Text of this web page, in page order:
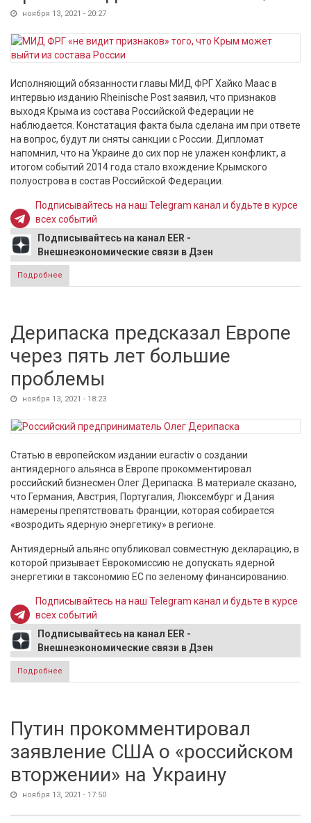
ноября 13, 2021 - 20:27
Исполняющий обязанности главы МИД ФРГ Хайко Маас в
интервью изданию Rheinische Post заявил, что признаков
выходя Крыма из состава Российской Федерации не
наблюдается. Констатация факта была сделана им при ответе
на вопрос, будут ли сняты санкции с России. Дипломат
напомнил, что на Украине до сих пор не улажен конфликт, а
итогом событий 2014 года стало вхождение Крымского
полуострова в состав Российской Федерации.
Подписывайтесь на наш Telegram канал и будьте в курсе
всех событий
Подписывайтесь на канал EER -
Внешнеэкономические связи в Дзен
Подробнее
Крым выйдет из состава РФ
Дерипаска предсказал Европе
через пять лет большие
проблемы
ноября 13, 2021 - 18:23
Статью в европейском издании euractiv о создании
антиядерного альянса в Европе прокомментировал
российский бизнесмен Олег Дерипаска. В материале сказано,
что Германия, Австрия, Португалия, Люксембург и Дания
намерены препятствовать Франции, которая собирается
«возродить ядерную энергетику» в регионе.
Антиядерный альянс опубликовал совместную декларацию, в
которой призывает Еврокомиссию не допускать ядерной
энергетики в таксономию ЕС по зеленому финансированию.
Подписывайтесь на наш Telegram канал и будьте в курсе
всех событий
Подписывайтесь на канал EER -
Внешнеэкономические связи в Дзен
Подробнее
проблемы
Путин прокомментировал
заявление США о «российском
вторжении» на Украину
ноября 13, 2021 - 17:50